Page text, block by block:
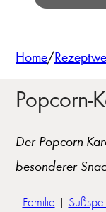
Home/
Popcorn-
Der Popcorn-
besonderer
Familie |